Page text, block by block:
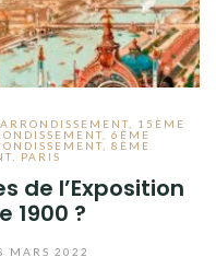
15ÈME
6ÈME
8ÈME
, PARIS
de l’Exposition
1900 ?
MARS 2022